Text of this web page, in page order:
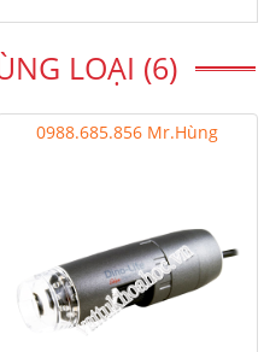
LOẠI (6)
0988.685.856 Mr.Hùng